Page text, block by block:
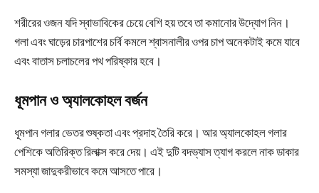
শরীরের ওজন যদি স্বাভাবিকের চেয়ে বেশি হয় তবে তা কমানোর উদ্যোগ নিন।
গলা এবং ঘাড়ের চারপাশের চর্বি কমলে শ্বাসনালীর ওপর চাপ অনেকটাই কমে যাবে
এবং বাতাস চলাচলের পথ পরিষ্কার হবে।
ধূমপান ও অ্যালকোহল বর্জন
ধূমপান গলার ভেতর শুষ্কতা এবং প্রদাহ তৈরি করে। আর অ্যালকোহল গলার
পেশিকে অতিরিক্ত রিলাক্স করে দেয়। এই দুটি বদভ্যাস ত্যাগ করলে নাক ডাকার
সমস্যা জাদুকরীভাবে কমে আসতে পারে।